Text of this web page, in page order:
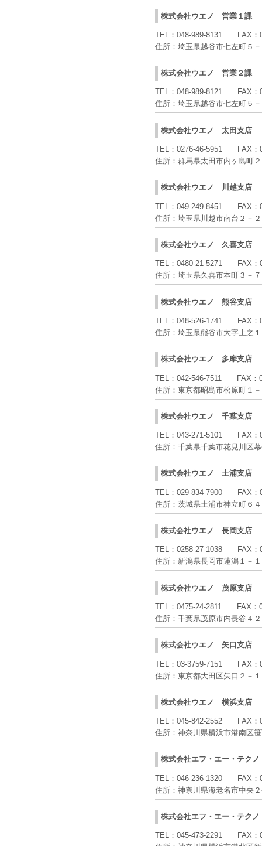
株式会社ウエノ 営業１課
TEL： 048-989-8131 FAX：
住所： 埼玉県越谷市七左町５
株式会社ウエノ 営業２課
TEL： 048-989-8121 FAX：
住所： 埼玉県越谷市七左町５
株式会社ウエノ 太田支店
TEL： 0276-46-5951 FAX：
住所： 群馬県太田市内ヶ島町
株式会社ウエノ 川越支店
TEL： 049-249-8451 FAX：
住所： 埼玉県川越市南台２－
株式会社ウエノ 久喜支店
TEL： 0480-21-5271 FAX：
住所： 埼玉県久喜市本町３－
株式会社ウエノ 熊谷支店
TEL： 048-526-1741 FAX：
住所： 埼玉県熊谷市大字上之
株式会社ウエノ 多摩支店
TEL： 042-546-7511 FAX：
住所： 東京都昭島市松原町１
株式会社ウエノ 千葉支店
TEL： 043-271-5101 FAX：
住所： 千葉県千葉市花見川区
株式会社ウエノ 土浦支店
TEL： 029-834-7900 FAX：
住所： 茨城県土浦市神立町６
株式会社ウエノ 長岡支店
TEL： 0258-27-1038 FAX：
住所： 新潟県長岡市蓮潟１－
株式会社ウエノ 茂原支店
TEL： 0475-24-2811 FAX：
住所： 千葉県茂原市内長谷４
株式会社ウエノ 矢口支店
TEL： 03-3759-7151 FAX：
住所： 東京都大田区矢口２－
株式会社ウエノ 横浜支店
TEL： 045-842-2552 FAX：
住所： 神奈川県横浜市港南区
株式会社エフ・エー・テクノ
TEL： 046-236-1320 FAX：
住所： 神奈川県海老名市中央
株式会社エフ・エー・テクノ
TEL： 045-473-2291 FAX：